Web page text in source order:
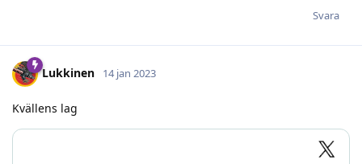
Svara
Lukkinen 14 jan 2023
Kvällens lag